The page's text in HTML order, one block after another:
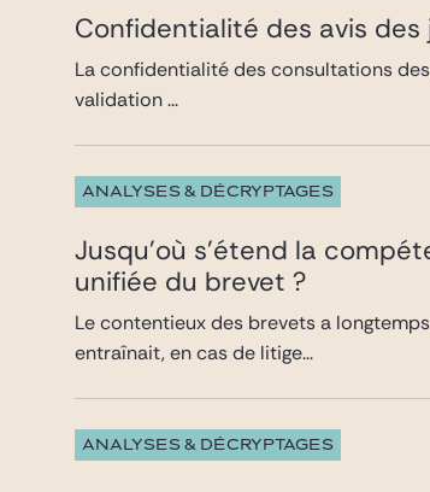
Confidentialité des avis
La confidentialité des consultations
validation ...
ANALYSES & DÉCRYPTAGES
Jusqu’où s’étend la
unifiée du brevet ?
Le contentieux des brevets a
entraînait, en cas de litige...
ANALYSES & DÉCRYPTAGES